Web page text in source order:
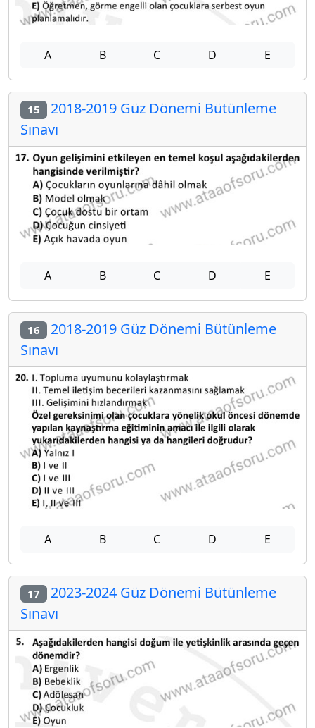
A B C D E
15 2018-2019 Güz Dönemi Bütünleme
Sınavı
A B C D E
16 2018-2019 Güz Dönemi Bütünleme
Sınavı
A B C D E
17 2023-2024 Güz Dönemi Bütünleme
Sınavı